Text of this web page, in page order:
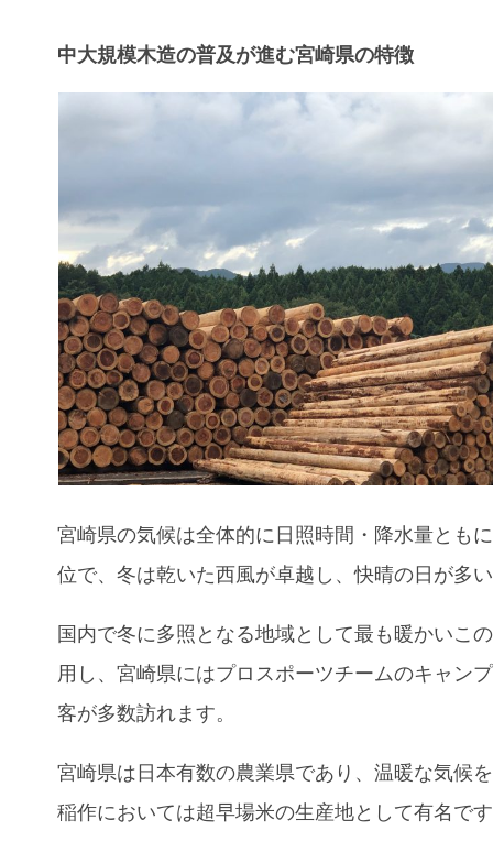
中大規模木造の普及が進む宮崎県の特徴
宮崎県の気候は全体的に日照時間・降水量とも
位で、冬は乾いた西風が卓越し、快晴の日が多
国内で冬に多照となる地域として最も暖かいこ
用し、宮崎県にはプロスポーツチームのキャン
客が多数訪れます。
宮崎県は日本有数の農業県であり、温暖な気候
稲作においては超早場米の生産地として有名で